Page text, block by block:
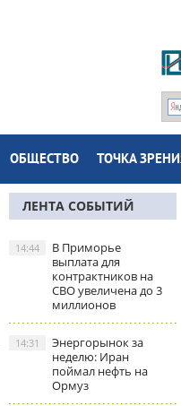
ОБЩЕСТВО ТОЧКА
ЛЕНТА СОБЫТИЙ
В Приморье
выплата для
контрактников на
СВО увеличена до 3
миллионов
14:44
Энергорынок за
неделю: Иран
поймал нефть на
Ормуз
14:31